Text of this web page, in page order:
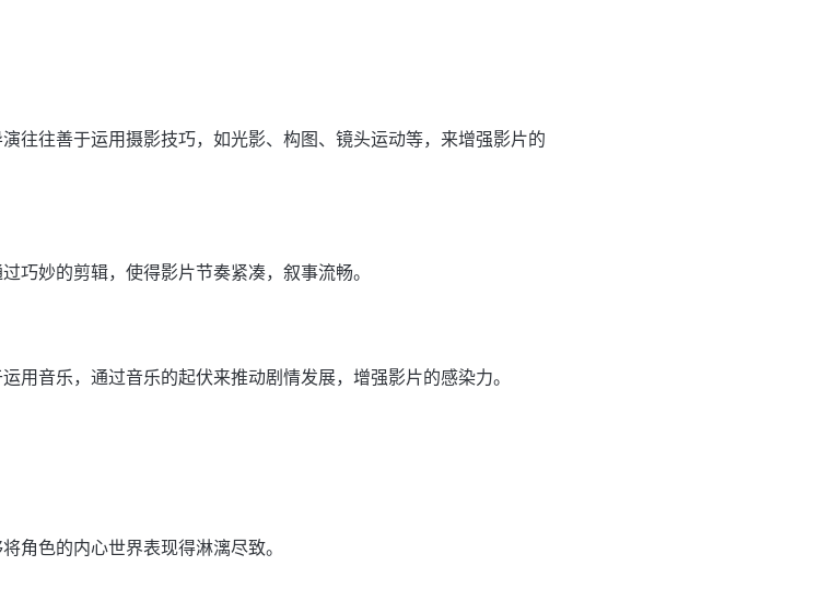
往往善于运用摄影技巧，如光影、构图、镜头运动等，来增强影片的
巧妙的剪辑，使得影片节奏紧凑，叙事流畅。
用音乐，通过音乐的起伏来推动剧情发展，增强影片的感染力。
角色的内心世界表现得淋漓尽致。